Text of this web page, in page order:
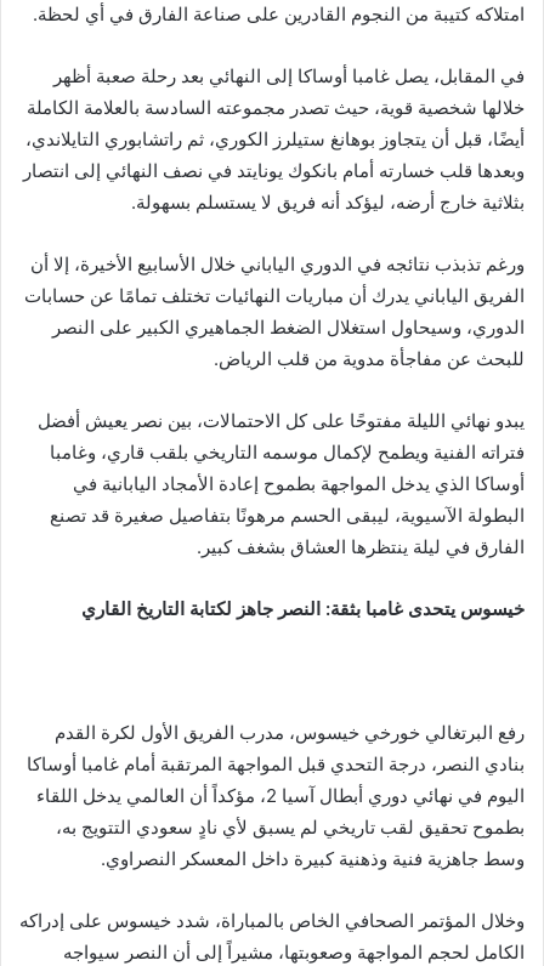
امتلاكه كتيبة من النجوم القادرين على صناعة الفارق في أي لحظة.
في المقابل، يصل غامبا أوساكا إلى النهائي بعد رحلة صعبة أظهر
خلالها شخصية قوية، حيث تصدر مجموعته السادسة بالعلامة الكاملة
أيضًا، قبل أن يتجاوز بوهانغ ستيلرز الكوري، ثم راتشابوري التايلاندي،
وبعدها قلب خسارته أمام بانكوك يونايتد في نصف النهائي إلى انتصار
بثلاثية خارج أرضه، ليؤكد أنه فريق لا يستسلم بسهولة.
ورغم تذبذب نتائجه في الدوري الياباني خلال الأسابيع الأخيرة، إلا أن
الفريق الياباني يدرك أن مباريات النهائيات تختلف تمامًا عن حسابات
الدوري، وسيحاول استغلال الضغط الجماهيري الكبير على النصر
للبحث عن مفاجأة مدوية من قلب الرياض.
يبدو نهائي الليلة مفتوحًا على كل الاحتمالات، بين نصر يعيش أفضل
فتراته الفنية ويطمح لإكمال موسمه التاريخي بلقب قاري، وغامبا
أوساكا الذي يدخل المواجهة بطموح إعادة الأمجاد اليابانية في
البطولة الآسيوية، ليبقى الحسم مرهونًا بتفاصيل صغيرة قد تصنع
الفارق في ليلة ينتظرها العشاق بشغف كبير.
خيسوس يتحدى غامبا بثقة: النصر جاهز لكتابة التاريخ القاري
رفع البرتغالي خورخي خيسوس، مدرب الفريق الأول لكرة القدم
بنادي النصر، درجة التحدي قبل المواجهة المرتقبة أمام غامبا أوساكا
اليوم في نهائي دوري أبطال آسيا 2، مؤكداً أن العالمي يدخل اللقاء
بطموح تحقيق لقب تاريخي لم يسبق لأي نادٍ سعودي التتويج به،
وسط جاهزية فنية وذهنية كبيرة داخل المعسكر النصراوي.
وخلال المؤتمر الصحافي الخاص بالمباراة، شدد خيسوس على إدراكه
الكامل لحجم المواجهة وصعوبتها، مشيراً إلى أن النصر سيواجه